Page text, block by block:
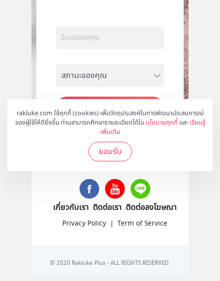
rakluke.com ใช้คุกกี้ (cookies) เพื่อวัตถุประสงค์ในการพัฒนาประสบการณ์
ของผู้ใช้ให้ดียิ่งขึ้น ท่านสามารถศึกษารายละเอียดได้ใน นโยบายคุกกี้ และ เรียนรู้
เพิ่มเติม
ยอมรับ
สมัคร
ติดตามเราได้ที่
เกี่ยวกับเรา ติดต่อเรา ติดต่อลงโฆษณา
Privacy Policy | Term of Service
© 2020 Rakluke Plus - ALL RIGHTS RESERVED.